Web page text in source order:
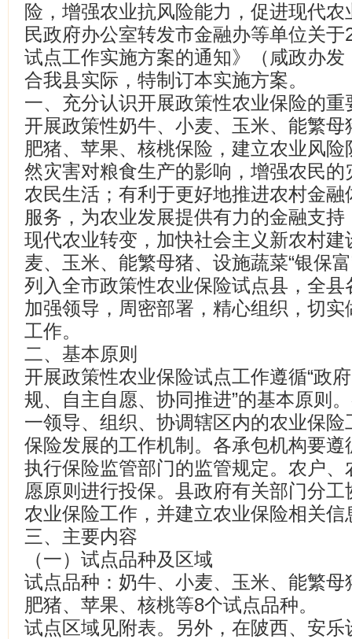
险，增强农业抗风险能力，促进现代
民政府办公室转发市金融办等单位关
试点工作实施方案的通知》（咸政办
合我县实际，特制订本实施方案。
一、充分认识开展政策性农业保险的重
开展政策性奶牛、小麦、玉米、能繁母
肥猪、苹果、核桃保险，建立农业风
然灾害对粮食生产的影响，增强农民
农民生活；有利于更好地推进农村金
服务，为农业发展提供有力的金融支
现代农业转变，加快社会主义新农村
麦、玉米、能繁母猪、设施蔬菜“银保
列入全市政策性农业保险试点县，全
加强领导，周密部署，精心组织，切
工作。
二、基本原则
开展政策性农业保险试点工作遵循“政
规、自主自愿、协同推进”的基本原则
一领导、组织、协调辖区内的农业保
保险发展的工作机制。各承包机构要
执行保险监管部门的监管规定。农户
愿原则进行投保。县政府有关部门分
农业保险工作，并建立农业保险相关信
三、主要内容
（一）试点品种及区域
试点品种：奶牛、小麦、玉米、能繁母
肥猪、苹果、核桃等8个试点品种。
试点区域见附表。另外，在陂西、安